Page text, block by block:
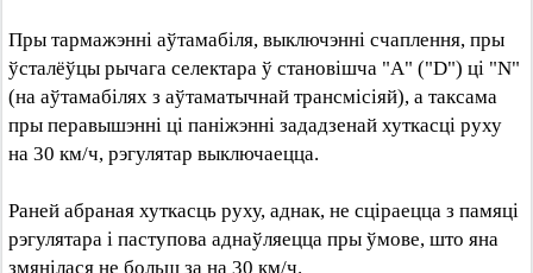
Пры тармажэнні аўтамабіля, выключэнні счаплення, пры
ўсталёўцы рычага селектара ў становішча "А" ("D") ці "N"
(на аўтамабілях з аўтаматычнай трансмісіяй), а таксама
пры перавышэнні ці паніжэнні зададзенай хуткасці руху
на 30 км/ч, рэгулятар выключаецца.
Раней абраная хуткасць руху, аднак, не сціраецца з памяці
рэгулятара і паступова аднаўляецца пры ўмове, што яна
змянілася не больш за на 30 км/ч.